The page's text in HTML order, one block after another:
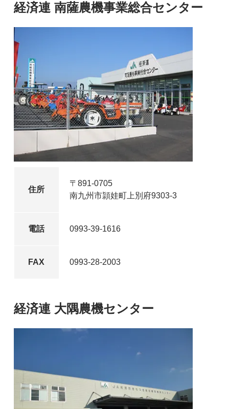
経済連 南薩農機事業総合センター
住所
〒891-0705
南九州市頴娃町上別府9303-3
電話 0993-39-1616
FAX 0993-28-2003
経済連 大隅農機センター